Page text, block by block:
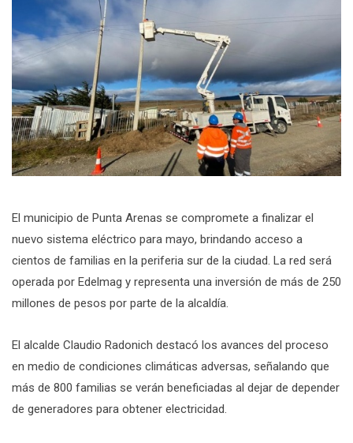
El municipio de Punta Arenas se compromete a finalizar el
nuevo sistema eléctrico para mayo, brindando acceso a
cientos de familias en la periferia sur de la ciudad. La red será
operada por Edelmag y representa una inversión de más de 250
millones de pesos por parte de la alcaldía.
El alcalde Claudio Radonich destacó los avances del proceso
en medio de condiciones climáticas adversas, señalando que
más de 800 familias se verán beneficiadas al dejar de depender
de generadores para obtener electricidad.